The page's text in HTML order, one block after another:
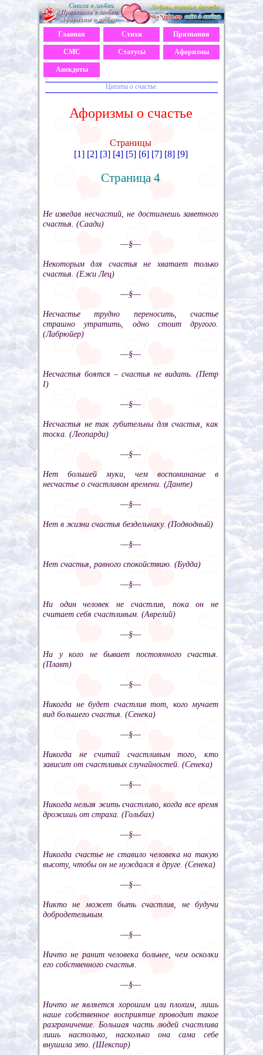
Главная Стихи Признания
СМС Статусы Афоризмы
Анекдоты
Цитаты о счастье.
Афоризмы о счастье
Страницы
[1] [2] [3] [4] [5] [6] [7] [8] [9]
Страница 4
Не изведав несчастий, не достигнешь заветного
счастья. (Саади)
––§––
Некоторым для счастья не хватает только
счастья. (Ежи Лец)
––§––
Несчастье трудно переносить, счастье
страшно утратить, одно стоит другого.
(Лабрюйер)
––§––
Несчастья боятся – счастья не видать. (Петр
I)
––§––
Несчастья не так губительны для счастья, как
тоска. (Леопарди)
––§––
Нет большей муки, чем воспоминание в
несчастье о счастливом времени. (Данте)
––§––
Нет в жизни счастья бездельнику. (Подводный)
––§––
Нет счастья, равного спокойствию. (Будда)
––§––
Ни один человек не счастлив, пока он не
считает себя счастливым. (Аврелий)
––§––
Ни у кого не бывает постоянного счастья.
(Плавт)
––§––
Никогда не будет счастлив тот, кого мучает
вид большего счастья. (Сенека)
––§––
Никогда не считай счастливым того, кто
зависит от счастливых случайностей. (Сенека)
––§––
Никогда нельзя жить счастливо, когда все время
дрожишь от страха. (Гольбах)
––§––
Никогда счастье не ставило человека на такую
высоту, чтобы он не нуждался в друге. (Сенека)
––§––
Никто не может быть счастлив, не будучи
добродетельным.
––§––
Ничто не ранит человека больнее, чем осколки
его собственного счастья.
––§––
Ничто не является хорошим или плохим, лишь
наше собственное восприятие проводит такое
разграничение. Большая часть людей счастлива
лишь настолько, насколько она сама себе
внушила это. (Шекспир)